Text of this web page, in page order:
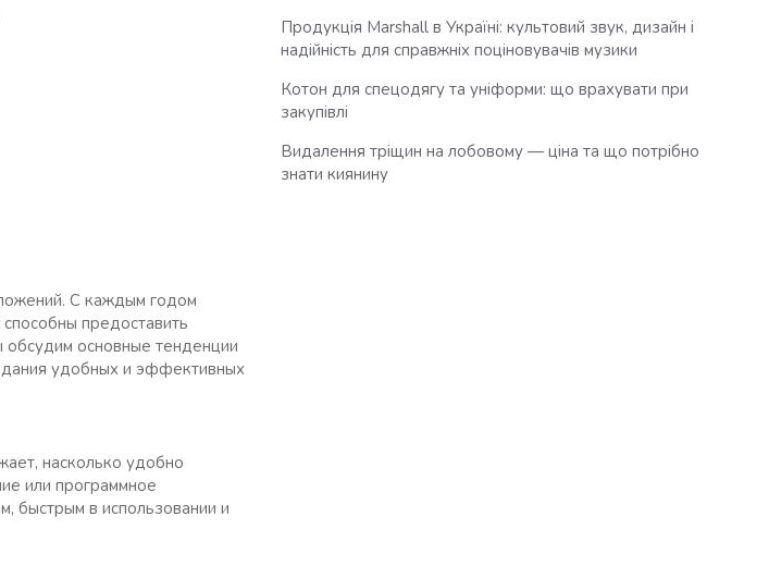
С каждым годом
предоставить
обсудим основные тенденции
удобных и эффективных
насколько удобно
или программное
быстрым в использовании и
Продукція Marshall в Україні: культовий звук, дизайн і
надійність для справжніх поціновувачів музики
Котон для спецодягу та уніформи: що врахувати при
закупівлі
Видалення тріщин на лобовому — ціна та що потрібно
знати киянину